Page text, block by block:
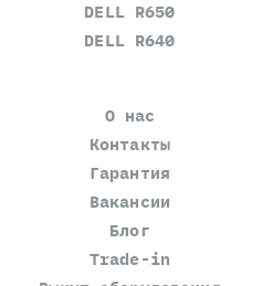
DELL R650
DELL R640
О нас
Контакты
Гарантия
Вакансии
Блог
Trade-in